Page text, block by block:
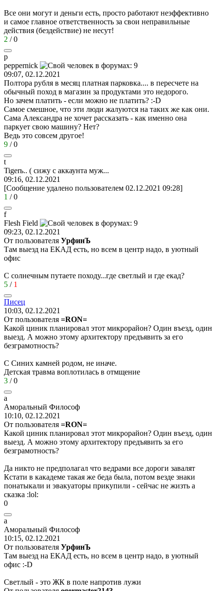
Все они могут и деньги есть, просто работают неэффективно
и самое главное ответственность за свои неправильные
действия (бездействие) не несут!
2 /0
p
peppernick
09:07, 02.12.2021
Полтора рубля в месяц платная парковка.... в пересчете на
обычный поход в магазин за продуктами это недорого.
Но зачем платить - если можно не платить? :-D
Самое смешное, что эти люди жалуются на таких же как они.
Сама Александра не хочет рассказать - как именно она
паркует свою машину? Нет?
Ведь это совсем другое!
9 /0
t
Tigerь.. ( сижу с аккаунта муж...
09:16, 02.12.2021
[Сообщение удалено пользователем 02.12.2021 09:28]
1 /0
f
Flesh Field
09:23, 02.12.2021
От пользователя УрфинЪ
Там выезд на ЕКАД есть, но всем в центр надо, в уютный
офис
С солнечным путаете походу...где светлый и где екад?
5 / 1
Писец
10:03, 02.12.2021
От пользователя =RON=
Какой циник планировал этот микрорайон? Один въезд, один
выезд. А можно этому архитектору предъявить за его
безграмотность?
С Синих камней родом, не иначе.
Детская травма воплотилась в отмщение
3 /0
а
Аморальный Философ
10:10, 02.12.2021
От пользователя =RON=
Какой циник планировал этот микрорайон? Один въезд, один
выезд. А можно этому архитектору предъявить за его
безграмотность?
Да никто не предполагал что ведрами все дороги завалят
Кстати в какадеме такая же беда была, потом везде знаки
понатыкали и эвакуаторы прикупили - сейчас не жизть а
сказка :lol:
0
а
Аморальный Философ
10:15, 02.12.2021
От пользователя УрфинЪ
Там выезд на ЕКАД есть, но всем в центр надо, в уютный
офис :-D
Светлый - это ЖК в поле напротив лужи